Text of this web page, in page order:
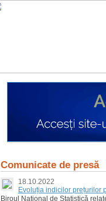
Comunicate de presă
18.10.2022
Evoluția indicilor prețurilor
Biroul Național de Statistică